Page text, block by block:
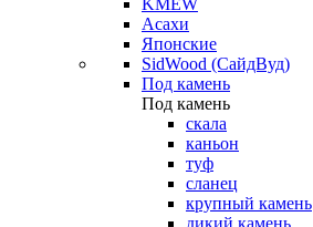
KMEW
Асахи
Японские
SidWood (СайдВуд)
Под камень
Под камень
скала
каньон
туф
сланец
крупный камень
дикий камень